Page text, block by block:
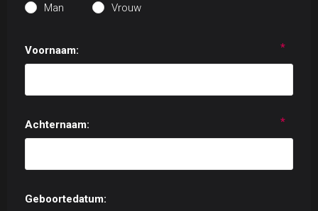
Man Vrouw
Voornaam: *
Achternaam: *
Geboortedatum: